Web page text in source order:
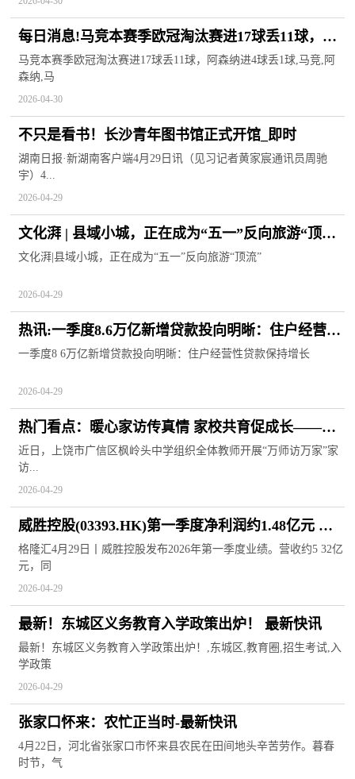
每日消息!马竞本赛季欧冠淘汰赛进17球丢11球，阿
森纳进4球丢1球
马竞本赛季欧冠淘汰赛进17球丢11球，阿森纳进4球丢1球,马竞,阿
森纳,马
2026-04-30
不只是看书！长沙青年图书馆正式开馆_即时
湖南日报·新湖南客户端4月29日讯（见习记者黄家宸通讯员周驰
宇）4...
2026-04-29
文化湃 | 县域小城，正在成为“五一”反向旅游“顶流”
焦点快看
文化湃|县域小城，正在成为“五一”反向旅游“顶流”
2026-04-29
热讯:一季度8.6万亿新增贷款投向明晰：住户经营性
贷款保持增长
一季度8 6万亿新增贷款投向明晰：住户经营性贷款保持增长
2026-04-29
热门看点：暖心家访传真情 家校共育促成长——上
饶市广信区枫岭头中学扎实开展“万师访万家”活动
近日，上饶市广信区枫岭头中学组织全体教师开展“万师访万家”家
访...
2026-04-29
威胜控股(03393.HK)第一季度净利润约1.48亿元 同
比增加6.4%
格隆汇4月29日丨威胜控股发布2026年第一季度业绩。营收约5 32亿
元，同
2026-04-29
最新！东城区义务教育入学政策出炉！ 最新快讯
最新！东城区义务教育入学政策出炉！,东城区,教育圈,招生考试,入
学政策
2026-04-29
张家口怀来：农忙正当时-最新快讯
4月22日，河北省张家口市怀来县农民在田间地头辛苦劳作。暮春
时节，气